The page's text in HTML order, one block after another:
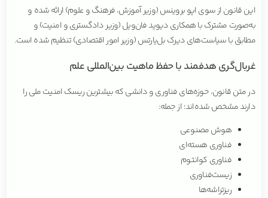
این قانون از سوی اپو بروینس (وزیر آموزش، فرهنگ و علوم) ارائه شده و
به‌صورت مشترک با همکاری دیوید فان‌ویل (وزیر دادگستری و امنیت) و
مطابق با سیاست‌های دیرک بل‌یارتس (وزیر امور اقتصادی) تنظیم شده است.
غربال‌گری هدفمند با حفظ ماهیت بین‌المللی علم
در متن قانون، حوزه‌های فناوری و دانشی که بیشترین ریسک امنیت ملی را
دارند مشخص شده‌اند؛ از جمله:
هوش مصنوعی
فناوری هسته‌ای
فناوری کوانتوم
زیست‌فناوری
ریزتراشه‌ها